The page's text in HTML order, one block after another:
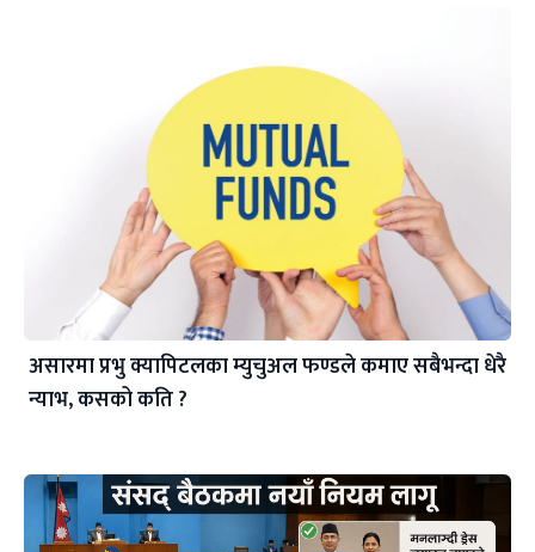
असारमा प्रभु क्यापिटलका म्युचुअल फण्डले कमाए सबैभन्दा धेरै
न्याभ, कसको कति ?